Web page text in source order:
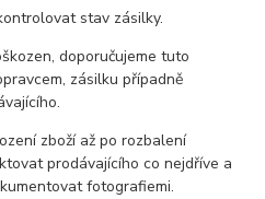
stav zásilky.
doporučujeme tuto
zásilku případně
zboží až po rozbalení
prodávajícího co nejdříve a
fotografiemi.